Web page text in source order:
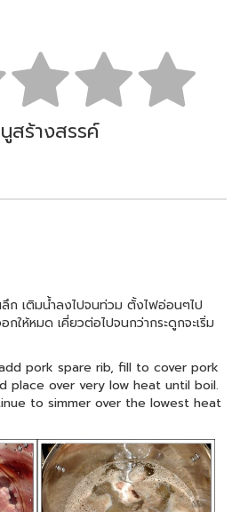
นูสร้างสรรค์
ก เติมน้ำลงไปจนท่วม ตั้งไฟอ่อนๆไป
ให้หมด เคี่ยวต่อไปจนกว่ากระดูกจะเริ่ม
pork spare rib, fill to cover pork
place over very low heat until boil.
to simmer over the lowest heat